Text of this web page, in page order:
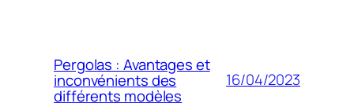
Pergolas : Avantages et
inconvénients des
différents modèles
16/04/2023